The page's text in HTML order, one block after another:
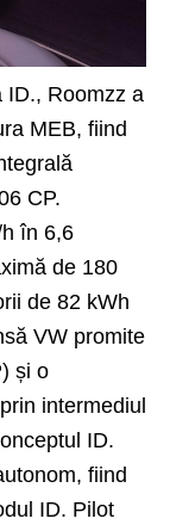
ID., Roomzz a
MEB, fiind
CP.
în 6,6
de 180
de 82 kWh
VW promite
și o
intermediul
ID.
fiind
ID. Pilot